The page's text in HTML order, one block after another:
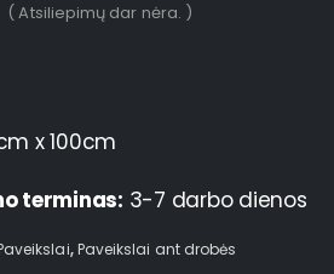
( Atsiliepimų dar nėra. )
x 100cm
terminas: 3-7 darbo dienos
,Paveikslai ant drobės